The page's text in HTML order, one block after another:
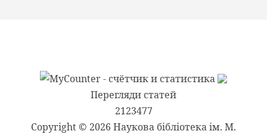
Перегляди статей
2123477
Copyright © 2026 Наукова бібліотека ім. М.